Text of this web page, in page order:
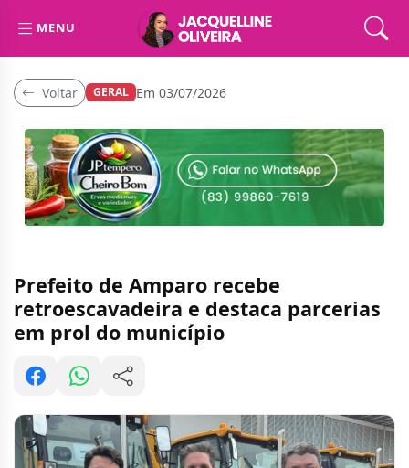
MENU
Voltar GERAL Em 03/07/2026
Prefeito de Amparo recebe
retroescavadeira e destaca parcerias
em prol do município